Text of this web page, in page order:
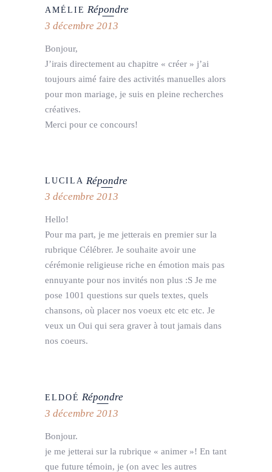
AMÉLIE Répondre
3 décembre 2013
Bonjour,
J’irais directement au chapitre « créer » j’ai
toujours aimé faire des activités manuelles alors
pour mon mariage, je suis en pleine recherches
créatives.
Merci pour ce concours!
LUCILA Répondre
3 décembre 2013
Hello!
Pour ma part, je me jetterais en premier sur la
rubrique Célébrer. Je souhaite avoir une
cérémonie religieuse riche en émotion mais pas
ennuyante pour nos invités non plus :S Je me
pose 1001 questions sur quels textes, quels
chansons, où placer nos voeux etc etc etc. Je
veux un Oui qui sera graver à tout jamais dans
nos coeurs.
ELDOÉ Répondre
3 décembre 2013
Bonjour.
je me jetterai sur la rubrique « animer »! En tant
que future témoin, je (on avec les autres